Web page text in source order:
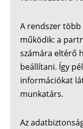
A rendszer több
működik: a
számára eltérő
beállítani. Így
információkat
munkatárs.
Az